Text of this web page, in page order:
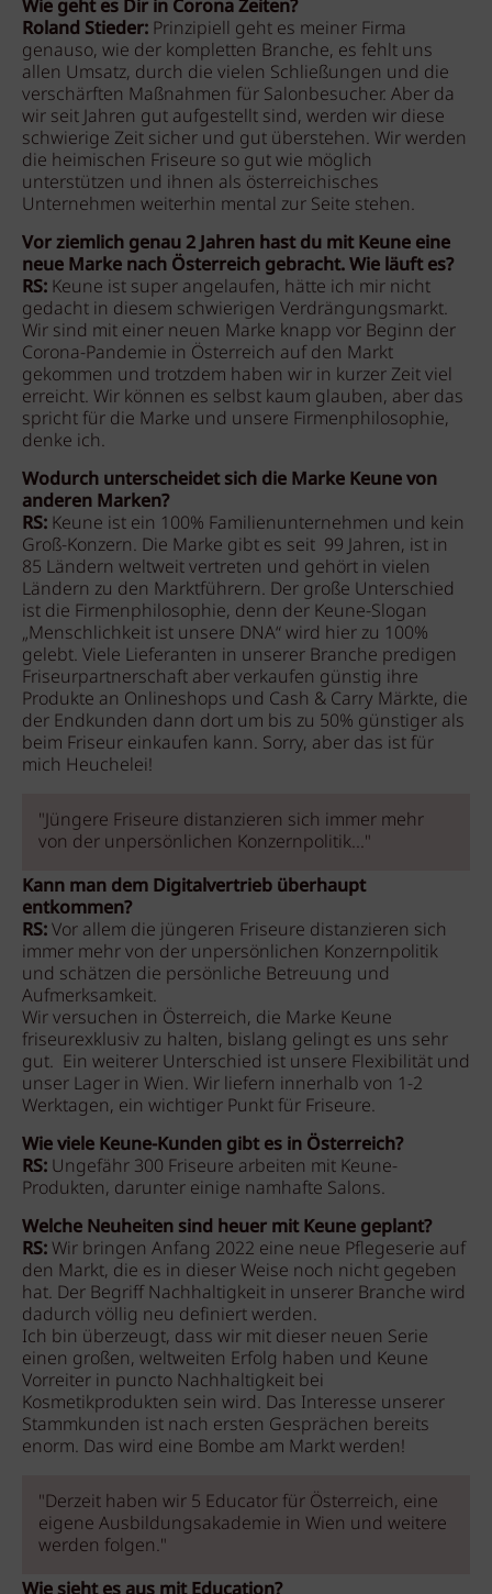
Wie geht es Dir in Corona Zeiten?
Roland Stieder: Prinzipiell geht es meiner Firma
genauso, wie der kompletten Branche, es fehlt uns
allen Umsatz, durch die vielen Schließungen und die
verschärften Maßnahmen für Salonbesucher. Aber da
wir seit Jahren gut aufgestellt sind, werden wir diese
schwierige Zeit sicher und gut überstehen. Wir werden
die heimischen Friseure so gut wie möglich
unterstützen und ihnen als österreichisches
Unternehmen weiterhin mental zur Seite stehen.
Vor ziemlich genau 2 Jahren hast du mit Keune eine
neue Marke nach Österreich gebracht. Wie läuft es?
RS: Keune ist super angelaufen, hätte ich mir nicht
gedacht in diesem schwierigen Verdrängungsmarkt.
Wir sind mit einer neuen Marke knapp vor Beginn der
Corona-Pandemie in Österreich auf den Markt
gekommen und trotzdem haben wir in kurzer Zeit viel
erreicht. Wir können es selbst kaum glauben, aber das
spricht für die Marke und unsere Firmenphilosophie,
denke ich.
Wodurch unterscheidet sich die Marke Keune von
anderen Marken?
RS: Keune ist ein 100% Familienunternehmen und kein
Groß-Konzern. Die Marke gibt es seit 99 Jahren, ist in
85 Ländern weltweit vertreten und gehört in vielen
Ländern zu den Marktführern. Der große Unterschied
ist die Firmenphilosophie, denn der Keune-Slogan
„Menschlichkeit ist unsere DNA“ wird hier zu 100%
gelebt. Viele Lieferanten in unserer Branche predigen
Friseurpartnerschaft aber verkaufen günstig ihre
Produkte an Onlineshops und Cash & Carry Märkte, die
der Endkunden dann dort um bis zu 50% günstiger als
beim Friseur einkaufen kann. Sorry, aber das ist für
mich Heuchelei!
"Jüngere Friseure distanzieren sich immer mehr
von der unpersönlichen Konzernpolitik..."
Kann man dem Digitalvertrieb überhaupt
entkommen?
RS:Vor allem die jüngeren Friseure distanzieren sich
immer mehr von der unpersönlichen Konzernpolitik
und schätzen die persönliche Betreuung und
Aufmerksamkeit.
Wir versuchen in Österreich, die Marke Keune
friseurexklusiv zu halten, bislang gelingt es uns sehr
gut. Ein weiterer Unterschied ist unsere Flexibilität und
unser Lager in Wien. Wir liefern innerhalb von 1-2
Werktagen, ein wichtiger Punkt für Friseure.
Wie viele Keune-Kunden gibt es in Österreich?
RS: Ungefähr 300 Friseure arbeiten mit Keune-
Produkten, darunter einige namhafte Salons.
Welche Neuheiten sind heuer mit Keune geplant?
RS:Wir bringen Anfang 2022 eine neue Pflegeserie auf
den Markt, die es in dieser Weise noch nicht gegeben
hat. Der Begriff Nachhaltigkeit in unserer Branche wird
dadurch völlig neu definiert werden.
Ich bin überzeugt, dass wir mit dieser neuen Serie
einen großen, weltweiten Erfolg haben und Keune
Vorreiter in puncto Nachhaltigkeit bei
Kosmetikprodukten sein wird. Das Interesse unserer
Stammkunden ist nach ersten Gesprächen bereits
enorm. Das wird eine Bombe am Markt werden!
"Derzeit haben wir 5 Educator für Österreich, eine
eigene Ausbildungsakademie in Wien und weitere
werden folgen."